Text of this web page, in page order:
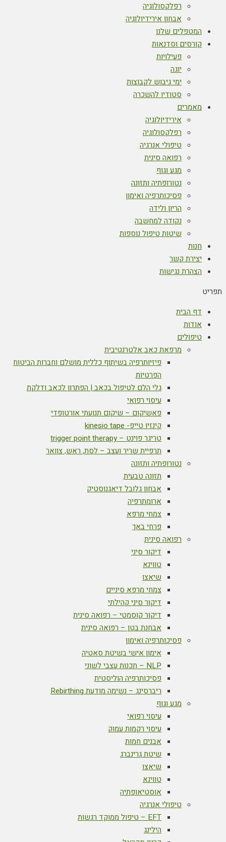
רפלקסולוגיה
אבחון אירידיולוגיה
המטפלים שלנו
קורסים וסדנאות
פעילויות
יוגה
ימי גיבוש לקבוצות
סטודיו להשכרה
מאמרים
אירידיולוגיה
רפלקסולוגיה
טיפולי אנרגיה
רפואה סינית
מגע וגוף
נטורופתיה ותזונה
פסיכותרפיה ואימון
הריון ולידה
נקודה למחשבה
שיטות טיפול נוספות
חנות
יצירת קשר
הצהרת נגישות
תפריט
דף הבית
אודות
טיפולים
מרפאת כאב אלטרנטיבית
פיזיותרפיה בשיתוף כללית מושלם וחברות הביטוח
הפרטיות
גלי הלם לטיפול בכאב | הפתרון לכאב ודלקת
עיסוי רפואי
פאשיקום – שיקום תנועתי אורטופדי
קינזיו טייפ- kinesio tape
טריגר פוינט – trigger point therapy
תרפיית שריר ועצב – לסת, ראש, צוואר
נטורופתיה ותזונה
תזונה טבעית
אבחון גלובל דיאגנוסטיק
ארומתרפיה
צמחי מרפא
פרחי באך
רפואה סינית
דיקור סיני
טווינא
שיאצו
צמחי מרפא סיניים
דיקור סיני קהילתי
דיקור קוסמטי – רפואה סינית
אבחנת בטן – רפואה סינית
פסיכותרפיה ואימון
אימון אישי בשיטת סאטיה
NLP – תכנות עצבי לשוני
פסיכותרפיה הוליסטית
ריברסינג – נשימה מודעת Rebirthing
מגע וגוף
עיסוי רפואי
עיסוי רקמות עמוק
אבנים חמות
שיטת גרינברג
שיאצו
טווינא
אוסטיאופתיה
טיפולי אנרגיה
EFT – טיפול ממוקד רגשות
הילינג